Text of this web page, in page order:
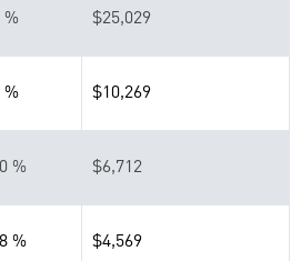
$25,029
% $10,269
% $6,712
% $4,569